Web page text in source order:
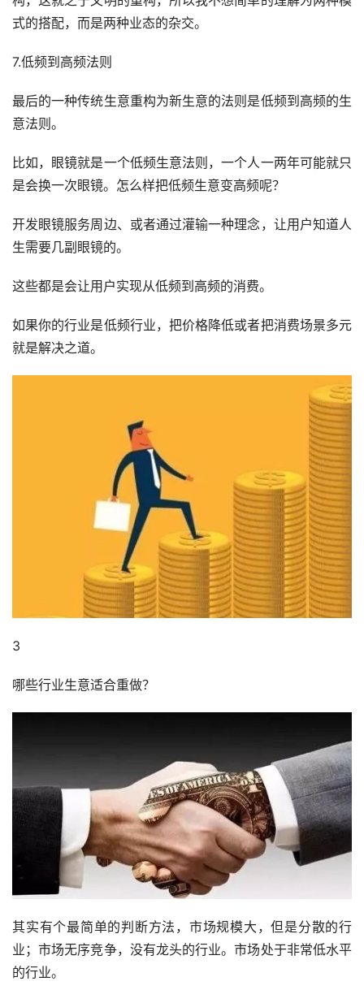
式的搭配，而是两种业态的杂交。
7.低频到高频法则
最后的一种传统生意重构为新生意的法则是低频到高频的生
意法则。
比如，眼镜就是一个低频生意法则，一个人一两年可能就只
是会换一次眼镜。怎么样把低频生意变高频呢？
开发眼镜服务周边、或者通过灌输一种理念，让用户知道人
生需要几副眼镜的。
这些都是会让用户实现从低频到高频的消费。
如果你的行业是低频行业，把价格降低或者把消费场景多元
就是解决之道。
3
哪些行业生意适合重做？
其实有个最简单的判断方法，市场规模大，但是分散的行
业；市场无序竞争，没有龙头的行业。市场处于非常低水平
的行业。